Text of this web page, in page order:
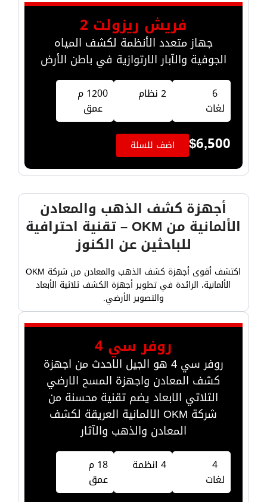
فريش ريزولت 2
جهاز متعدد الأنظمة لكشف المياه
الجوفية والآبار الارتوازية في باطن الأرض
6
لغات
2 نظام
1200 م
عمق
$6,500 اضف للسلة
أجهزة كشف الذهب والمعادن
الألمانية من OKM – تقنية احترافية
للباحثين عن الكنوز
اكتشف أقوى أجهزة كشف الذهب والمعادن من شركة OKM
الألمانية، الرائدة في تطوير أجهزة الكشف ثلاثية الأبعاد
والتصوير الأرضي.
روفر سي 4
روفر سي 4 هو الجيل الاحدث من اجهزة
كشف المعادن واجهزة المسح الارضي
الثلاثي الابعاد يضم تقنية محسنة من
شركة OKM الالمانية العريقة لكشف
المعادن والذهب والآثار
4
لغات
4 انظمة
18 م
عمق